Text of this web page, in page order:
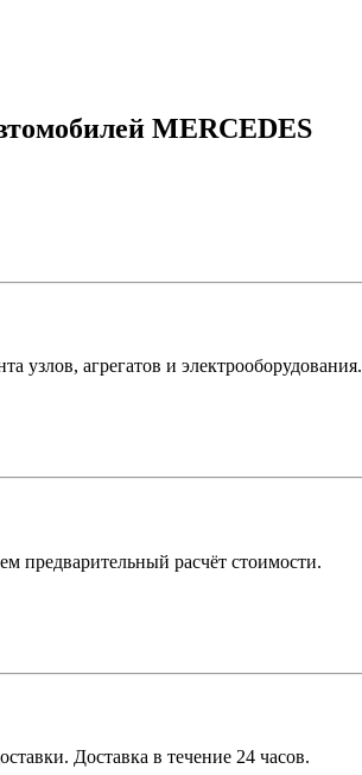
MERCEDES
узлов, агрегатов и электрооборудования.
предварительный расчёт стоимости.
Доставка в течение 24 часов.